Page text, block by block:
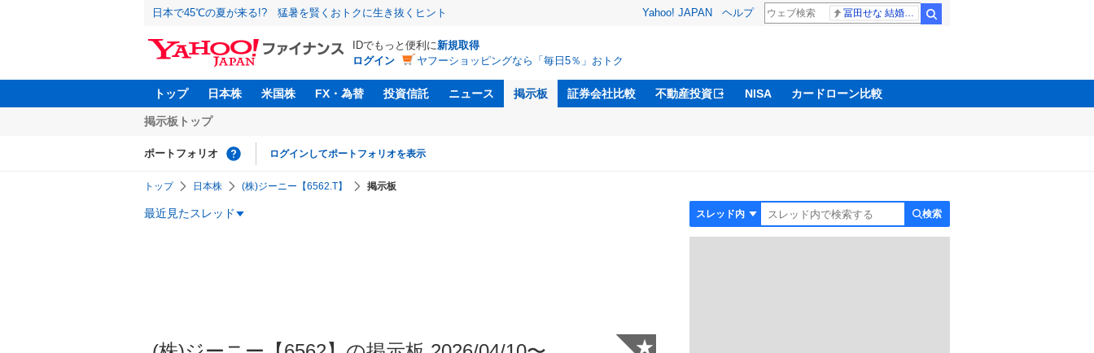
日本で45℃の夏が来る!? 猛暑を賢くおトクに生き抜くヒント Yahoo! JAPAN ヘルプ
IDでもっと便利に新規取得
ログイン
ヤフーショッピングなら「毎日5％」おトク
トップ 日本株 米国株 FX・為替 投資信託 ニュース 掲示板 証券会社比較 不動産投資 NISA カードローン比較
掲示板トップ
ポートフォリオ ログインしてポートフォリオを表示
トップ 日本株 (株)ジーニー【6562.T】 掲示板
最近見たスレッド 検索
★